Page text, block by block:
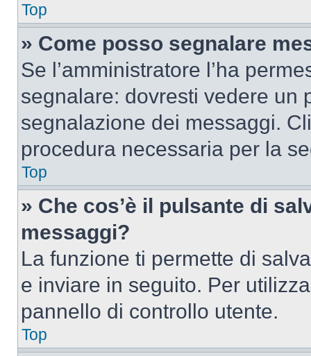
Top
» Come posso segnalare
Se l’amministratore l’ha
segnalare: dovresti vedere un
segnalazione dei messaggi.
procedura necessaria per la
Top
» Che cos’è il pulsante di
messaggi?
La funzione ti permette di
e inviare in seguito. Per
pannello di controllo utente.
Top